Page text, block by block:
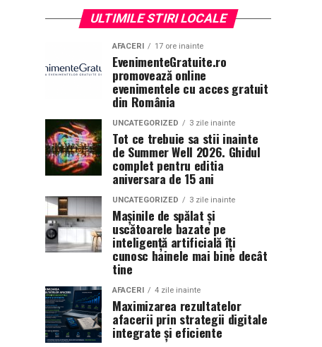
ULTIMILE STIRI LOCALE
AFACERI 17 ore inainte
EvenimenteGratuite.ro
promovează online
evenimentele cu acces gratuit
din România
UNCATEGORIZED 3 zile inainte
Tot ce trebuie sa stii inainte
de Summer Well 2026. Ghidul
complet pentru editia
aniversara de 15 ani
UNCATEGORIZED 3 zile inainte
Mașinile de spălat și
uscătoarele bazate pe
inteligență artificială îți
cunosc hainele mai bine decât
tine
AFACERI 4 zile inainte
Maximizarea rezultatelor
afacerii prin strategii digitale
integrate și eficiente